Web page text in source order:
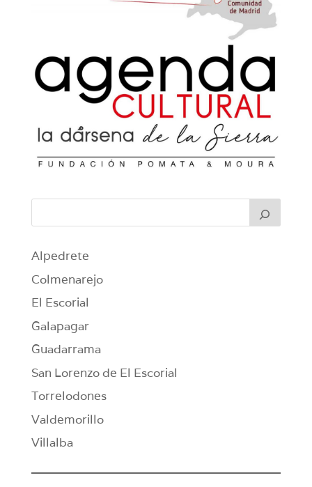
Alpedrete
Colmenarejo
El Escorial
Galapagar
Guadarrama
San Lorenzo de El Escorial
Torrelodones
Valdemorillo
Villalba